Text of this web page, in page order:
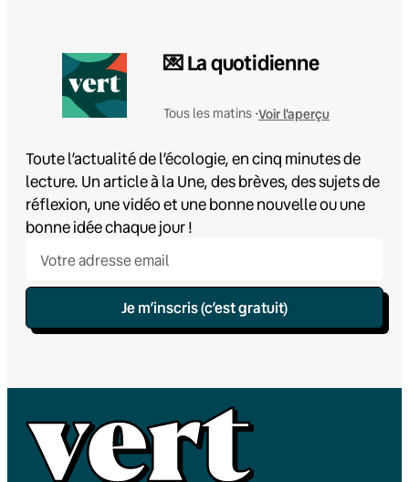
💌 La quotidienne
Tous les matins •Voir l'aperçu
Toute l’actualité de l’écologie, en cinq minutes de
lecture. Un article à la Une, des brèves, des sujets de
réflexion, une vidéo et une bonne nouvelle ou une
bonne idée chaque jour !
Je m’inscris (c’est gratuit)